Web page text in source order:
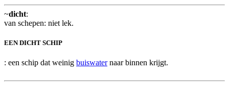
~dicht:
van schepen: niet lek.
EEN DICHT SCHIP
: een schip dat weinig buiswaternaar binnen krijgt.